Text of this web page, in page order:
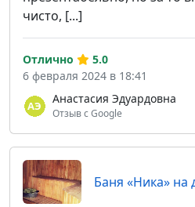
чисто, [...]
Анастасия Эдуардовна
Отзыв с Google
Отлично
5.0
6 февраля 2024 в 18:41
Баня «Ника» на